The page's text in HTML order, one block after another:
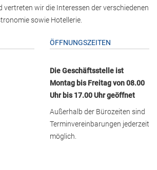
vertreten wir die Interessen der verschiedenen
sowie Hotellerie.
ÖFFNUNGSZEITEN
Die Geschäftsstelle ist
Montag bis Freitag von 08.00
Uhr bis 17.00 Uhr geöffnet
Außerhalb der Bürozeiten sind
Terminvereinbarungen jederzeit
möglich.